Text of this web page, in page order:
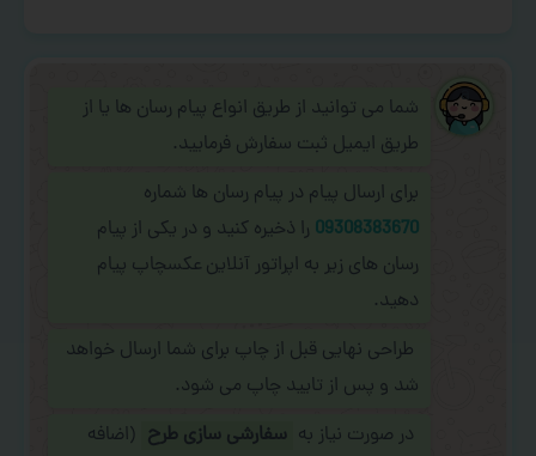
شما می توانید از طریق انواع پیام رسان ها یا از
طریق ایمیل ثبت سفارش فرمایید.
برای ارسال پیام در پیام رسان ها شماره
09308383670 را ذخیره کنید و در یکی از پیام
رسان های زیر به اپراتور آنلاین عکسچاپ پیام
دهید.
طراحی نهایی قبل از چاپ برای شما ارسال خواهد
شد و پس از تایید چاپ می شود.
در صورت نیاز به سفارشی سازی طرح (اضافه